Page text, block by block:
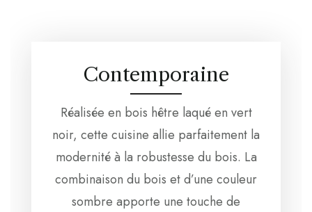
Contemporaine
Réalisée en bois hêtre laqué en vert
noir, cette cuisine allie parfaitement la
modernité à la robustesse du bois. La
combinaison du bois et d’une couleur
sombre apporte une touche de